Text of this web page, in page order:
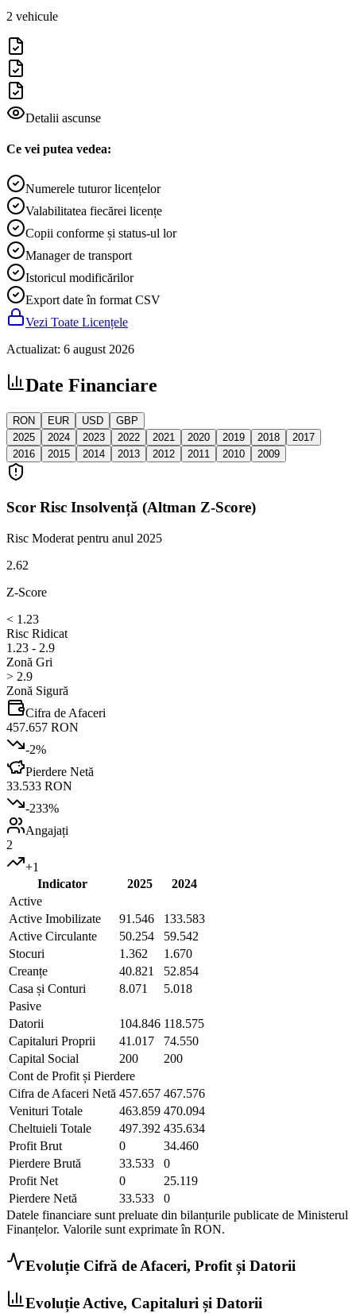
2 vehicule
Detalii ascunse
Ce vei putea vedea:
Numerele tuturor licențelor
Valabilitatea fiecărei licențe
Copii conforme și status-ul lor
Manager de transport
Istoricul modificărilor
Export date în format CSV
Vezi Toate Licențele
Actualizat: 6 august 2026
Date Financiare
RON EUR USD
GBP
2025
2024 2023 2022 2021 2020 2019 2018
2017
2016
2015 2014 2013 2012 2011 2010 2009
Scor Risc Insolvență (Altman Z-Score)
Risc Moderat pentru anul 2025
2.62
Z-Score
< 1.23
Risc Ridicat
1.23 - 2.9
Zonă Gri
> 2.9
Zonă Sigură
Cifra de Afaceri
457.657 RON
-2%
Pierdere Netă
33.533 RON
-233%
Angajați
2
+1
Indicator
2025
2024
Active
Active Imobilizate
91.546
133.583
Active Circulante
50.254
59.542
Stocuri
1.362
1.670
Creanțe
40.821
52.854
Casa și Conturi
8.071
5.018
Pasive
Datorii
104.846 118.575
Capitaluri Proprii
41.017
74.550
Capital Social
200
200
Cont de Profit și Pierdere
Cifra de Afaceri Netă 457.657 467.576
Venituri Totale
463.859 470.094
Cheltuieli Totale
497.392 435.634
Profit Brut
0
34.460
Pierdere Brută
33.533
0
Profit Net
0
25.119
Pierdere Netă
33.533
0
Datele financiare sunt preluate din bilanțurile publicate de Ministerul
Finanțelor. Valorile sunt exprimate în RON.
Evoluție Cifră de Afaceri, Profit și Datorii
Evoluție Active, Capitaluri și Datorii